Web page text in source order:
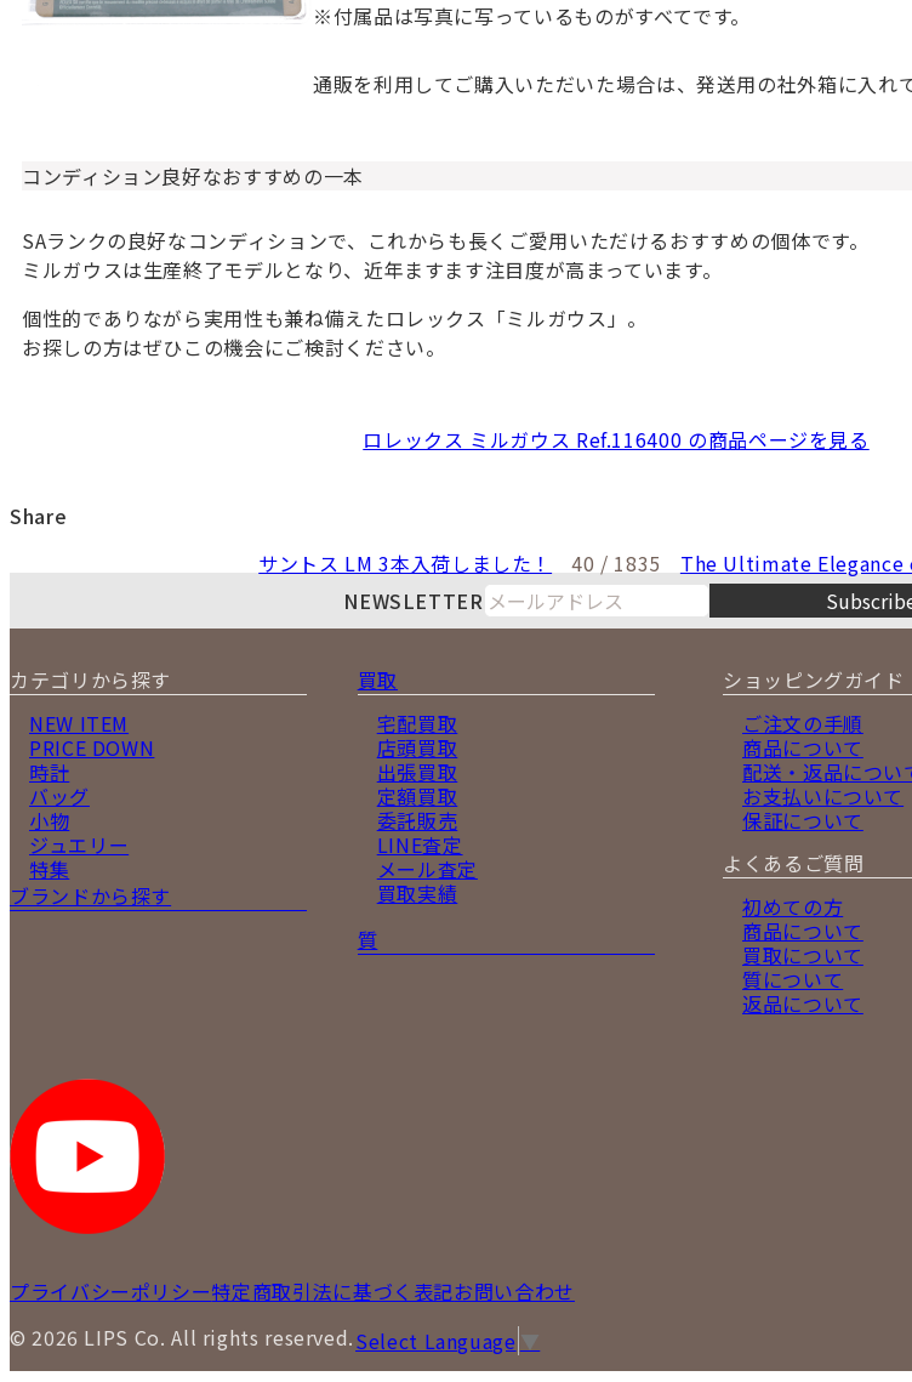
※付属品は写真に写っているものがすべてです。
通販を利用してご購入いただいた場合は、発送用の社外箱に入れ
コンディション良好なおすすめの一本
SAランクの良好なコンディションで、これからも長くご愛用いただけるおすすめの個体です。
ミルガウスは生産終了モデルとなり、近年ますます注目度が高まっています。
個性的でありながら実用性も兼ね備えたロレックス「ミルガウス」。
お探しの方はぜひこの機会にご検討ください。
ロレックス ミルガウス Ref.116400 の商品ページを見る
Share
サントス LM 3本入荷しました！
40 / 1835 The Ultimate
NEWSLETTER
カテゴリから探す
NEW ITEM
PRICE DOWN
時計
バッグ
小物
ジュエリー
特集
ブランドから探す
買取
宅配買取
店頭買取
出張買取
定額買取
委託販売
LINE査定
メール査定
買取実績
質
ショッピングガイド
ご注文の手順
商品について
配送・返品につい
お支払いについて
保証について
よくあるご質問
初めての方
商品について
買取について
質について
返品について
プライバシーポリシー特定商取引法に基づく表記お問い合わせ
© 2026 LIPS Co. All rights reserved.Select Language ▼